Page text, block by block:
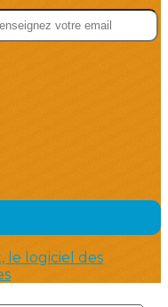
le logiciel des